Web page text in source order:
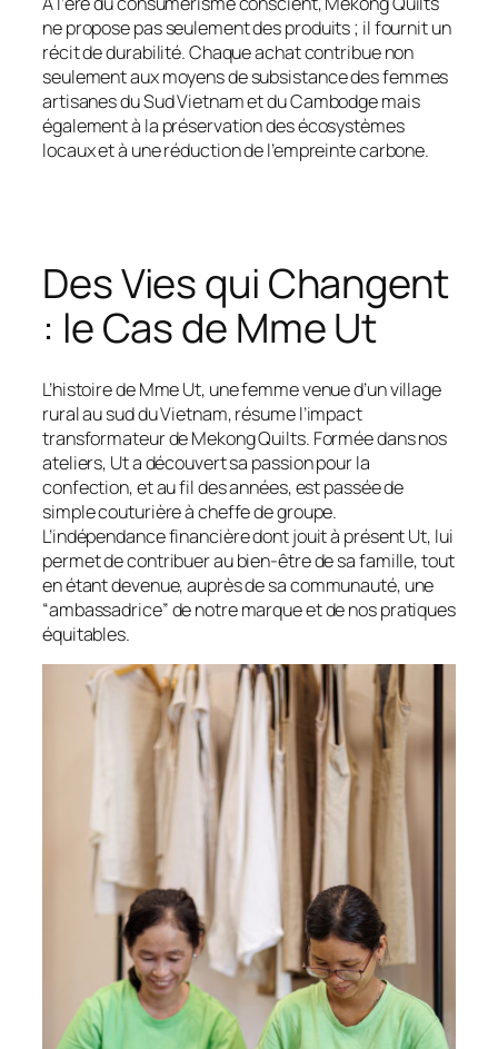
ne propose pas seulement des produits ; il fournit un
récit de durabilité. Chaque achat contribue non
seulement aux moyens de subsistance des femmes
artisanes du Sud Vietnam et du Cambodge mais
également à la préservation des écosystèmes
locaux et à une réduction de l’empreinte carbone.
Des Vies qui Changent
: le Cas de Mme Ut
L’histoire de Mme Ut, une femme venue d’un village
rural au sud du Vietnam, résume l’impact
transformateur de Mekong Quilts. Formée dans nos
ateliers, Ut a découvert sa passion pour la
confection, et au fil des années, est passée de
simple couturière à cheffe de groupe.
L’indépendance financière dont jouit à présent Ut, lui
permet de contribuer au bien-être de sa famille, tout
en étant devenue, auprès de sa communauté, une
“ambassadrice” de notre marque et de nos pratiques
équitables.